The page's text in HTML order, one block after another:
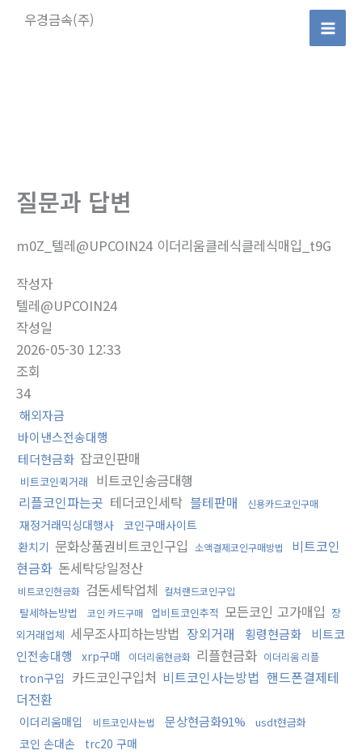
우경금속(주)
Main
질문과 답변
m0Z_텔레@UPCOIN24 이더리움클레식클레식매입_t9G
작성자
텔레@UPCOIN24
작성일
2026-05-30 12:33
조회
34
해외자금
바이낸스전송대행
테더현금화 잡코인판매
비트코인퀵거래
비트코인송금대행
리플코인파는곳 테더코인세탁 블테판매 신용카드코인구매
재정거래믹싱대행사 코인구매사이트
환치기 문화상품권비트코인구입 소액결제코인구매방법
비트코인
현금화 돈세탁당일정산
비트코인현금화 검돈세탁업체 컬쳐랜드코인구입
탈세하는방법 코인 카드구매 업비트코인추적 모든코인 고가매입 장
외거래업체 세무조사피하는방법 장외거래 횡령현금화
비트코
인전송대행
xrp구매 이더리움현금화 리플현금화 이더리움 리플
tron구입 카드코인구입처 비트코인사는방법 핸드폰결제테
더전환
이더리움매입 비트코인사는법 문상현금화91% usdt현금화
코인 손대손 trc20 구매